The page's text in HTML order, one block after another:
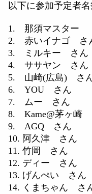
以下に参加予定者名
1. 那須マスター
2. 赤いイナゴ さ
3. ミルキー さん
4. ササヤン さん
5. 山崎(広島) さ
6. YOU さん
7. ムー さん
8. Kame@茅ヶ崎
9. AGQ さん
10. 阿久津 さん
11. 竹岡 さん
12. ディー さん
13. げんぺい さん
14. くまちゃん さ